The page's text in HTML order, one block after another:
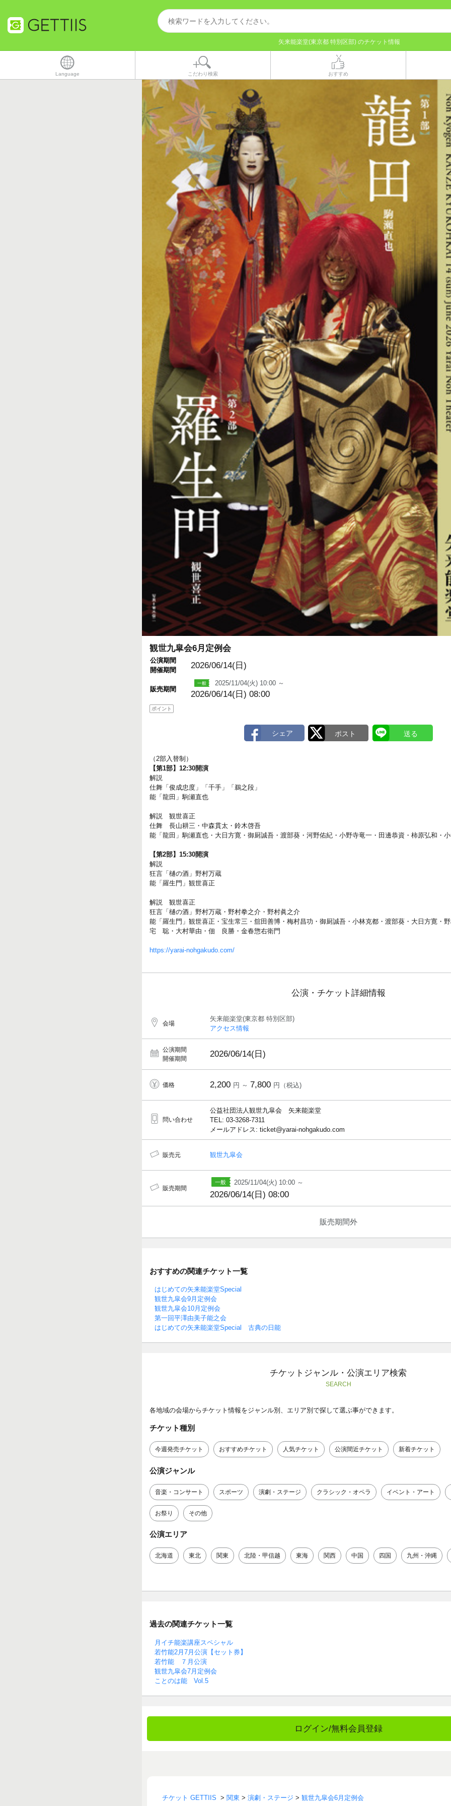
矢来能楽堂(東京都 特別区部) のチケット情報
Language こだわり検索 おすすめ
観世九皐会6月定例会
公演期間
開催期間
2026/06/14(日)
販売期間
2025/11/04(火) 10:00 ～
2026/06/14(日) 08:00
ポイント
（2部入替制）
【第1部】12:30開演
解説
仕舞「俊成忠度」「千手」「鵜之段」
能「龍田」駒瀬直也
解説 観世喜正
仕舞 長山耕三・中森貫太・鈴木啓吾
能「龍田」駒瀬直也・大日方寛・御厨誠吾・渡部葵・河野佑紀・小野寺竜一・田邊恭資・柿原弘和・
【第2部】15:30開演
解説
狂言「樋の酒」野村万蔵
能「羅生門」観世喜正
解説 観世喜正
狂言「樋の酒」野村万蔵・野村拳之介・野村眞之介
能「羅生門」観世喜正・宝生常三・舘田善博・梅村昌功・御厨誠吾・小林克都・渡部葵・大日方寛・
宅 聡・大村華由・佃 良勝・金春惣右衛門
https://yarai-nohgakudo.com/
公演・チケット詳細情報
会場
矢来能楽堂(東京都 特別区部)
アクセス情報
公演期間
開催期間
2026/06/14(日)
価格 2,200 円 ～ 7,800 円（税込)
問い合わせ
公益社団法人観世九皐会 矢来能楽堂
TEL: 03-3268-7311
メールアドレス: ticket@yarai-nohgakudo.com
販売元 観世九皐会
販売期間
2025/11/04(火) 10:00 ～
2026/06/14(日) 08:00
販売期間外
おすすめの関連チケット一覧
はじめての矢来能楽堂Special
観世九皐会9月定例会
観世九皐会10月定例会
第一回平澤由美子能之会
はじめての矢来能楽堂Special 古典の日能
チケットジャンル・公演エリア検索
SEARCH
各地域の会場からチケット情報をジャンル別、エリア別で探して選ぶ事ができます。
チケット種別
今週発売チケット おすすめチケット 人気チケット 公演間近チケット 新着チケット
公演ジャンル
音楽・コンサート スポーツ 演劇・ステージ クラシック・オペラ イベント・アート
お祭り その他
公演エリア
北海道 東北 関東 北陸・甲信越 東海 関西 中国 四国 九州・沖縄
過去の関連チケット一覧
月イチ能楽講座スペシャル
若竹能2月7月公演【セット券】
若竹能 ７月公演
観世九皐会7月定例会
ことのは能 Vol.5
ログイン/無料会員登録
チケット GETTIIS > 関東 > 演劇・ステージ > 観世九皐会6月定例会